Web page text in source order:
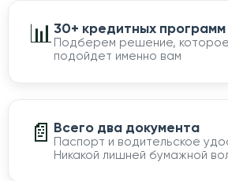
📊30+ кредитных программ
Подберем решение,
подойдет именно вам
📄 Всего два документа
Паспорт и водительское
Никакой лишней бумажной